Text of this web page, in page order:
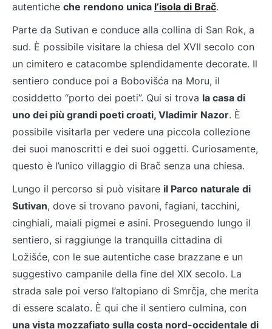
autentiche che rendono unica l’isola di Brač.
Parte da Sutivan e conduce alla collina di San Rok, a
sud. È possibile visitare la chiesa del XVII secolo con
un cimitero e catacombe splendidamente decorate. Il
sentiero conduce poi a Bobovišća na Moru, il
cosiddetto “porto dei poeti”. Qui si trova la casa di
uno dei più grandi poeti croati, Vladimir Nazor. È
possibile visitarla per vedere una piccola collezione
dei suoi manoscritti e dei suoi oggetti. Curiosamente,
questo è l’unico villaggio di Brač senza una chiesa.
Lungo il percorso si può visitare il Parco naturale di
Sutivan, dove si trovano pavoni, fagiani, tacchini,
cinghiali, maiali pigmei e asini. Proseguendo lungo il
sentiero, si raggiunge la tranquilla cittadina di
Ložišće, con le sue autentiche case brazzane e un
suggestivo campanile della fine del XIX secolo. La
strada sale poi verso l’altopiano di Smrčja, che merita
di essere scalato. È qui che il sentiero culmina, con
una vista mozzafiato sulla costa nord-occidentale di